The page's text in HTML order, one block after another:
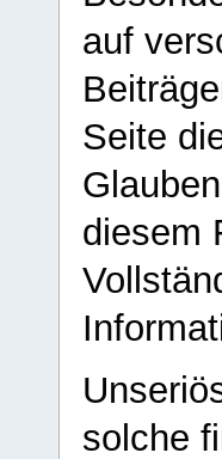
auf
Seite
diesem
solche